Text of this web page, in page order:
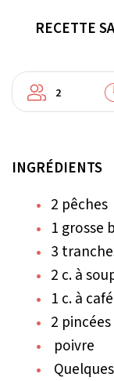
RECETTE
2
INGRÉDIENTS
2 pêches
1 grosse
3
2 c. à
1 c. à
2
poivre